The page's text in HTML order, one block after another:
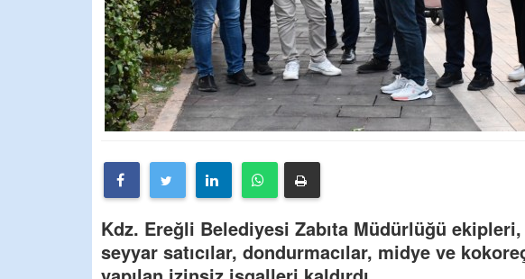
Kdz. Ereğli Belediyesi Zabıta Müdürlüğü
seyyar satıcılar, dondurmacılar, midye ve